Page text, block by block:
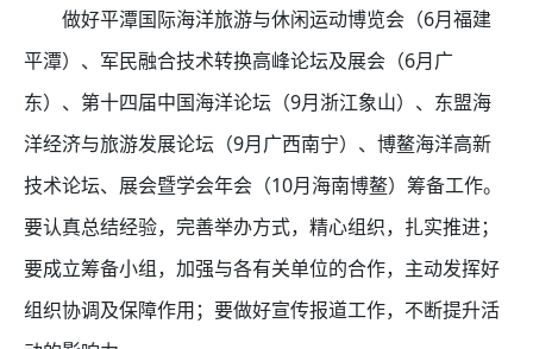
做好平潭国际海洋旅游与休闲运动博览会（6月福建
平潭）、军民融合技术转换高峰论坛及展会（6月广
东）、第十四届中国海洋论坛（9月浙江象山）、东盟海
洋经济与旅游发展论坛（9月广西南宁）、博鳌海洋高新
技术论坛、展会暨学会年会（10月海南博鳌）筹备工作。
要认真总结经验，完善举办方式，精心组织，扎实推进；
要成立筹备小组，加强与各有关单位的合作，主动发挥好
组织协调及保障作用；要做好宣传报道工作，不断提升活